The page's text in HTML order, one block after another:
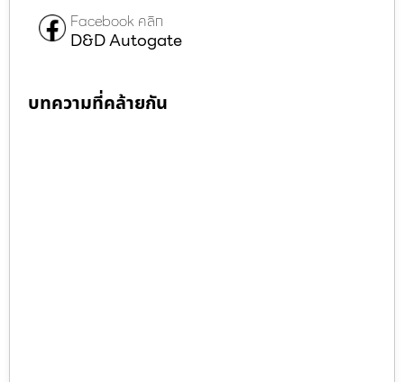
Facebook คลิก
D&D Autogate
บทความที่คล้ายกัน